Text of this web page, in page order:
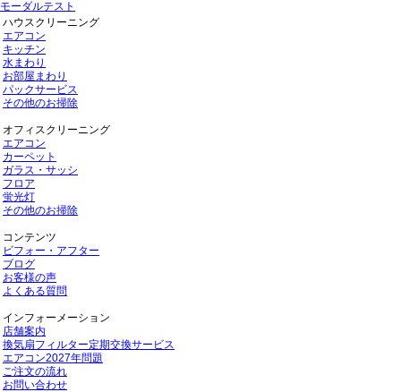
モーダルテスト
ハウスクリーニング
エアコン
キッチン
水まわり
お部屋まわり
パックサービス
その他のお掃除
オフィスクリーニング
エアコン
カーペット
ガラス・サッシ
フロア
蛍光灯
その他のお掃除
コンテンツ
ビフォー・アフター
ブログ
お客様の声
よくある質問
インフォーメーション
店舗案内
換気扇フィルター定期交換サービス
エアコン2027年問題
ご注文の流れ
お問い合わせ